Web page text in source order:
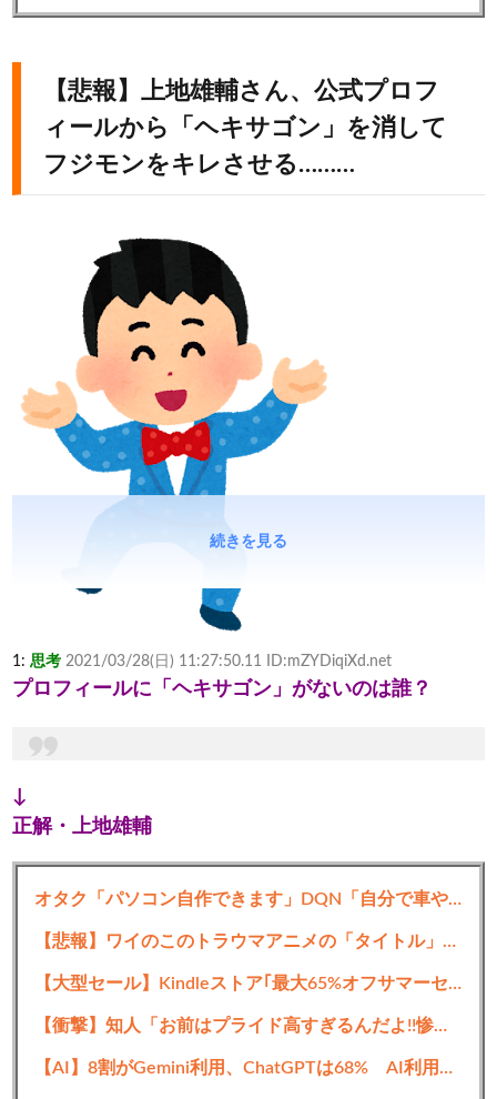
【悲報】上地雄輔さん、公式プロフ
ィールから「ヘキサゴン」を消して
フジモンをキレさせる………
1: 思考 2021/03/28(日) 11:27:50.11 ID:mZYDiqiXd.net
プロフィールに「ヘキサゴン」がないのは誰？
↓
正解・上地雄輔
ー？？」
「父ちゃんって呼んでたやん！父ちゃーーーー
ん！！！」
中間おすすめ記事：思考ちゃんねる
続きを見る
オタク「パソコン自作できます」DQN「自分で車やバイクいじれます」
【悲報】ワイのこのトラウマアニメの「タイトル」を誰か教えてくれ・・・・・
【大型セール】Kindleストア｢最大65%オフサマーセール｣や｢最大50%オフ KADOAKWA カドサマー第4弾｣などを開始
【衝撃】知人「お前はプライド高すぎるんだよ!!惨めな人生受け入れろよ!!」
【AI】8割がGemini利用、ChatGPTは68% AI利用調査